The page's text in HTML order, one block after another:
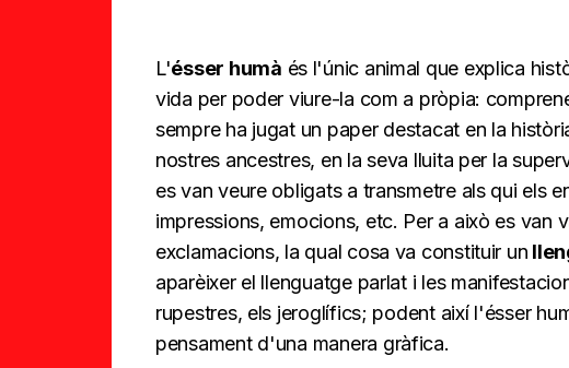
L'ésser humà és l'únic animal que explica
vida per poder viure-la com a pròpia:
sempre ha jugat un paper destacat en la
nostres ancestres, en la seva lluita per la
es van veure obligats a transmetre als qui els
impressions, emocions, etc. Per a això es van
exclamacions, la qual cosa va constituir un
aparèixer el llenguatge parlat i les
rupestres, els jeroglífics; podent així l'ésser
pensament d'una manera gràfica.